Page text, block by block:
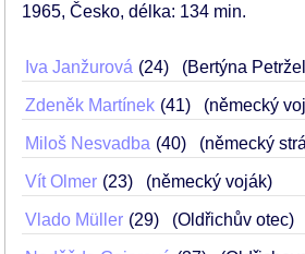
1965 Česko délka: 134 min
Iva Janžurová 24 (Bertýna
Zdeněk Martínek 41 (německý
Miloš Nesvadba 40 (německý
Vít Olmer 23 (německý voják)
Vlado Müller 29 (Oldřichův otec)